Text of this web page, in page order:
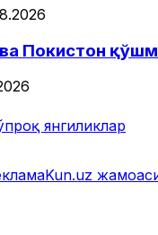
Покистон
янгиликлар
Kun.uz